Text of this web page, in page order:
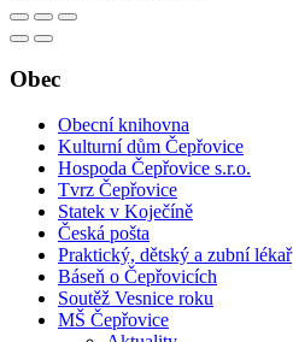
Obec
Obecní knihovna
Kulturní dům Čepřovice
Hospoda Čepřovice s.r.o.
Tvrz Čepřovice
Statek v Koječíně
Česká pošta
Praktický, dětský a zubní lékař
Báseň o Čepřovicích
Soutěž Vesnice roku
MŠ Čepřovice